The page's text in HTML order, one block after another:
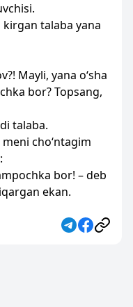
talaba yana
Mayli, yana o‘sha
bor? Topsang,
talaba.
cho‘ntagim
bor! – deb
ekan.